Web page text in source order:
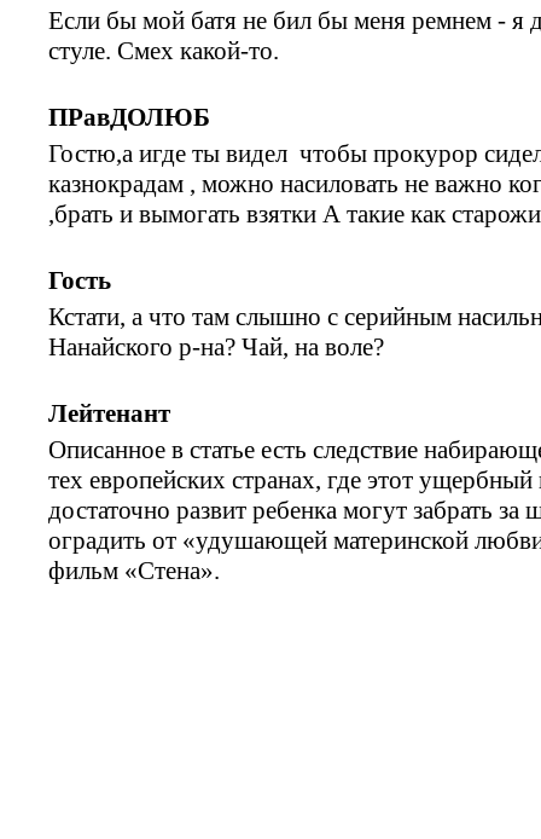
Если бы мой батя не бил бы меня ремнем - я
стуле. Смех какой-то.
ПРавДОЛЮБ
Гостю,а игде ты видел чтобы прокурор
казнокрадам , можно насиловать не важно
,брать и вымогать взятки А такие как
Гость
Кстати, а что там слышно с серийным
Нанайского р-на? Чай, на воле?
Лейтенант
Описанное в статье есть следствие
тех европейских странах, где этот
достаточно развит ребенка могут забрать
оградить от «удушающей материнской
фильм «Стена».